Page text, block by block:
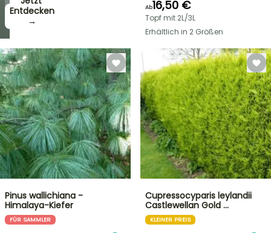
zugreifen!
→
Entdecken
→
Ab16,50 €
Topf mit 2L/3L
Erhältlich in 2 Größen
Pinus wallichiana -
Himalaya-Kiefer
FÜR SAMMLER
Cupressocyparis leylandii
Castlewellan Gold …
KLEINER PREIS